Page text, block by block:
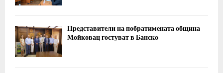
Представители на побратимената община
Мойковац гостуват в Банско